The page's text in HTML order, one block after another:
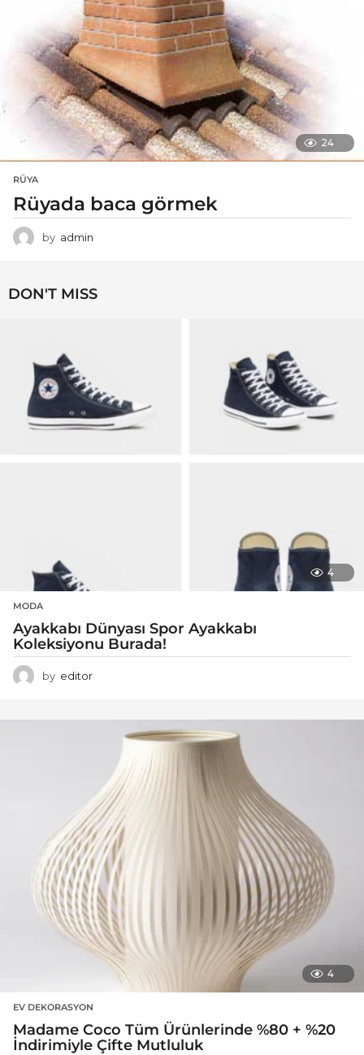
24
RÜYA
Rüyada baca görmek
by admin
DON'T MISS
4
MODA
Ayakkabı Dünyası Spor Ayakkabı
Koleksiyonu Burada!
by editor
4
EV DEKORASYON
Madame Coco Tüm Ürünlerinde %80 + %20
İndirimiyle Çifte Mutluluk